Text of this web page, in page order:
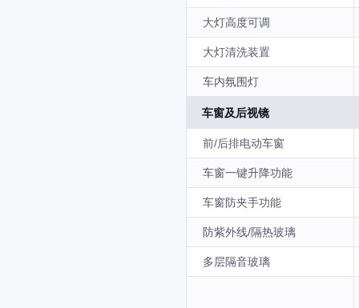
大灯高度可调
大灯清洗装置
车内氛围灯
车窗及后视镜
前/后排电动车窗
车窗一键升降功能
车窗防夹手功能
防紫外线/隔热玻璃
多层隔音玻璃